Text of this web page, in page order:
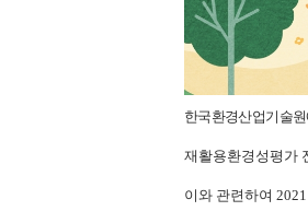
한국환경산업기술
재활용환경성평가
이와 관련하여 2021